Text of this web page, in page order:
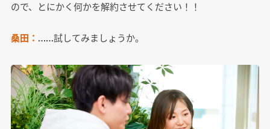
ので、とにかく何かを解約させてください！！
桑田： ……試してみましょうか。